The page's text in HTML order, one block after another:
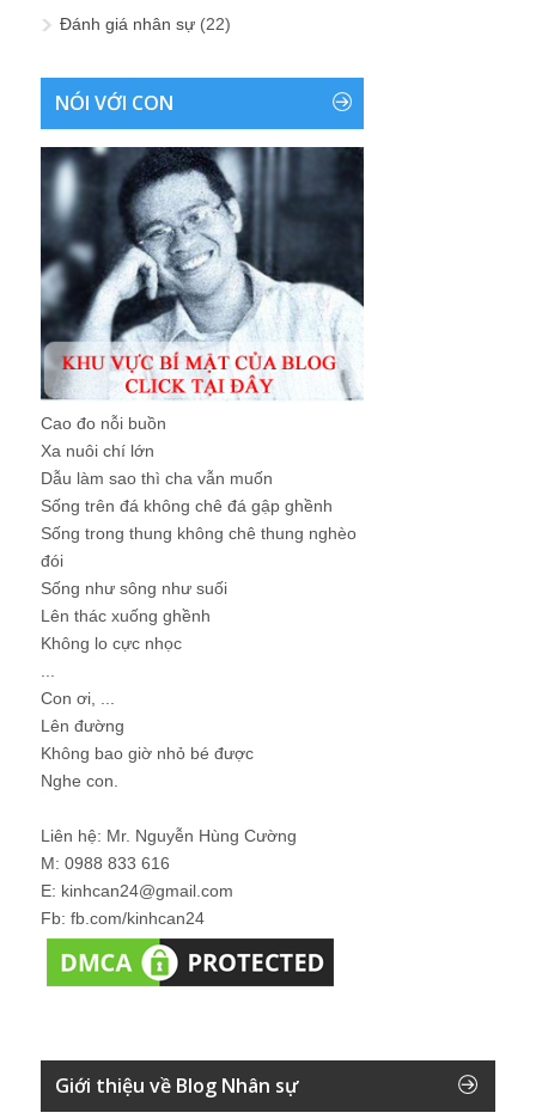
Đánh giá nhân sự (22)
NÓI VỚI CON
Cao đo nỗi buồn
Xa nuôi chí lớn
Dẫu làm sao thì cha vẫn muốn
Sống trên đá không chê đá gập ghềnh
Sống trong thung không chê thung nghèo
đói
Sống như sông như suối
Lên thác xuống ghềnh
Không lo cực nhọc
Con ơi, ...
Lên đường
Không bao giờ nhỏ bé được
Nghe con.
Liên hệ: Mr. Nguyễn Hùng Cường
M: 0988 833 616
E: kinhcan24@gmail.com
Fb: fb.com/kinhcan24
Giới thiệu về Blog Nhân sự